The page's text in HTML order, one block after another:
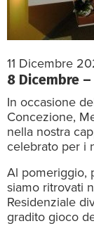
11 Dicembre
8 Dicembre
In occasione
Concezione,
nella nostra
celebrato per i
Al pomeriggio,
siamo ritrovati
Residenziale
gradito gioco